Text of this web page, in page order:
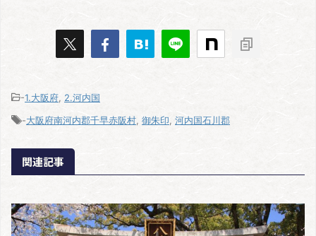
-1.大阪府, 2.河内国
-大阪府南河内郡千早赤阪村 御朱印, 河内国石川郡
関連記事